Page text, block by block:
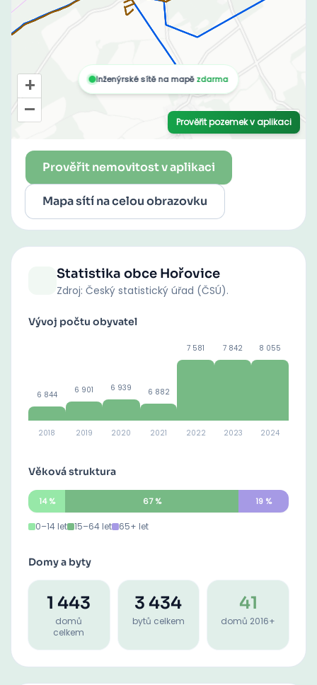
Prověřit nemovitost v aplikaci
Mapa sítí na celou obrazovku
Statistika obce Hořovice
Zdroj: Český statistický úřad (ČSÚ).
Vývoj počtu obyvatel
6 844
2018
6 901
2019
6 939
2020
6 882
2021
7 581
2022
7 842
2023
8 055
2024
Věková struktura
14% 67% 19 %
0–14 let 15–64 let 65+ let
Domy a byty
1 443
domů
celkem
3 434
bytů celkem
41
domů 2016+